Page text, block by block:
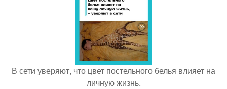
В сети уверяют, что цвет постельного белья влияет на
личную жизнь.